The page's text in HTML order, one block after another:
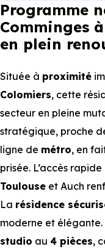
Programme
Comminges
en plein
Située à proximité
Colomiers, cette
secteur en pleine
stratégique, proche
ligne de métro, en
prisée. L’accès
Toulouse et Auch
La résidence
moderne et
studio au 4 pièces,